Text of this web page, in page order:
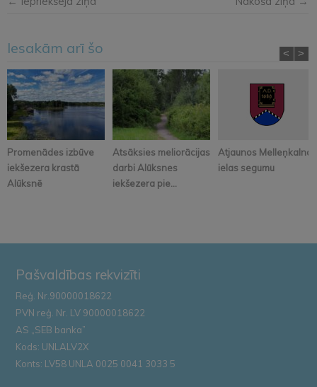
Iesakām arī šo
Promenādes izbūve
iekšezera krastā
Alūksnē
Atsāksies meliorācijas
darbi Alūksnes
iekšezera pie...
Atjaunos Melleņkalna
ielas segumu
< >
Pašvaldības rekvizīti
Reģ. Nr.90000018622
PVN reģ. Nr. LV 90000018622
AS „SEB banka”
Kods: UNLALV2X
Konts: LV58 UNLA 0025 0041 3033 5